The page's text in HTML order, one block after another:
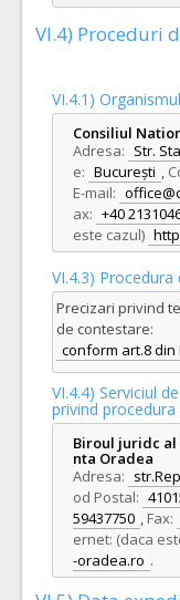
VI.4) Proceduri
VI.4.1)
Consiliul
Adresa: Str.
e: București ,
E-mail:
ax: +40
este cazul)
VI.4.3)
Precizari privind
de contestare:
conform art.8 din
VI.4.4) Serviciul
privind
Biroul juridc al
nta Oradea
Adresa:
od Postal:
59437750 , Fax:
ernet: (daca
-oradea.ro .